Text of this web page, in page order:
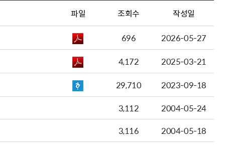
파일 조회수 작성일
696
2026-05-27
4,172
2025-03-21
29,710
2023-09-18
3,112
2004-05-24
3,116
2004-05-18